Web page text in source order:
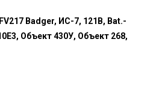
Badger, ИС-7, 121B, Bat.-
Объект 430У, Объект 268,